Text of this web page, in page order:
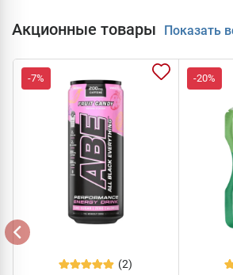
Акционные товары Показать
-7%
(2)
-20%